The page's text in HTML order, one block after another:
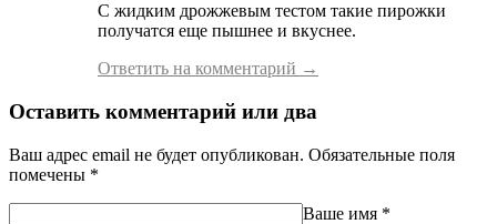
С жидким дрожжевым тестом такие пирожки
получатся еще пышнее и вкуснее.
Ответить на комментарий →
Оставить комментарий или два
Ваш адрес email не будет опубликован. Обязательные поля
помечены *
Ваше имя *